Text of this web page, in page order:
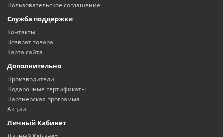
Пользовательское соглашение
Служба поддержки
Контакты
Возврат товара
Карта сайта
Дополнительно
Производители
Подарочные сертификаты
Партнерская программа
Акции
Личный Кабинет